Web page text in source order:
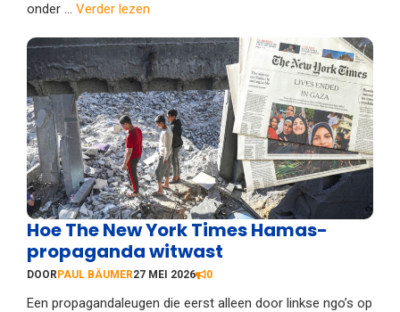
onder ... Verder lezen
Hoe The New York Times Hamas-
propaganda witwast
DOORPAUL BÄUMER27 MEI 2026 0
Een propagandaleugen die eerst alleen door linkse ngo’s op